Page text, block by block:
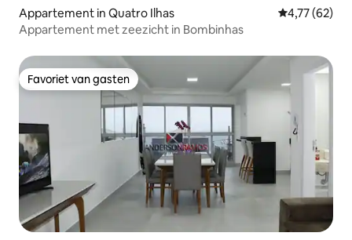
Appartement in Quatro Ilhas Gemiddelde
4,77 (62)
Appartement met zeezicht in Bombinhas
Favoriet van gasten
Favoriet van gasten